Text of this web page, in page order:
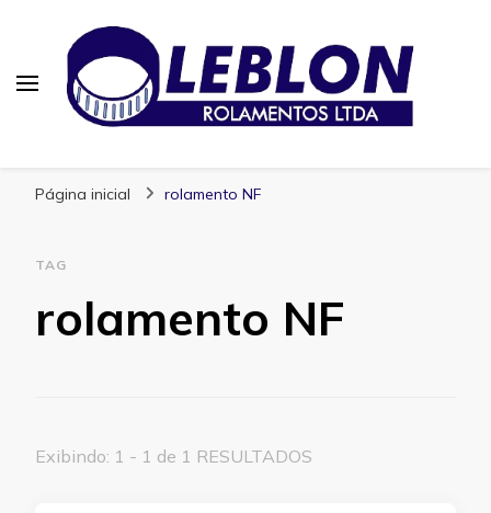
Página inicial rolamento NF
TAG
rolamento NF
Exibindo: 1 - 1 de 1 RESULTADOS